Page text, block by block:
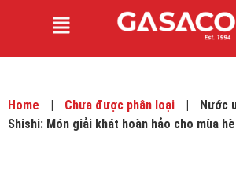
Home | Chưa được phân loại |
Nước
Shishi: Món giải khát hoàn hảo cho mùa hè